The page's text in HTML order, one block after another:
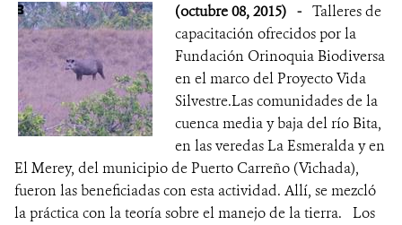
(octubre 08, 2015) - Talleres de
capacitación ofrecidos por la
Fundación Orinoquia Biodiversa
en el marco del Proyecto Vida
Silvestre.Las comunidades de la
cuenca media y baja del río Bita,
en las veredas La Esmeralda y en
El Merey, del municipio de Puerto Carreño (Vichada),
fueron las beneficiadas con esta actividad. Allí, se mezcló
la práctica con la teoría sobre el manejo de la tierra. Los